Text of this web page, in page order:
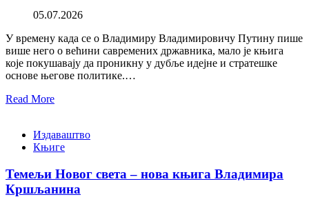
05.07.2026
У времену када се о Владимиру Владимировичу Путину пише
више него о већини савремених државника, мало је књига
које покушавају да проникну у дубље идејне и стратешке
основе његове политике.…
Read More
Издаваштво
Књиге
Темељи Новог света – нова књига Владимира
Кршљанина